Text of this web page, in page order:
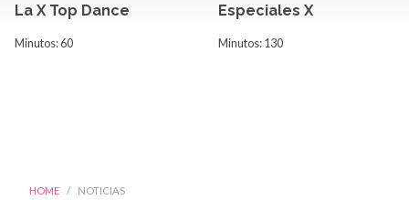
La X Top Dance
Minutos: 60
Especiales X
Minutos: 130
HOME NOTICIAS